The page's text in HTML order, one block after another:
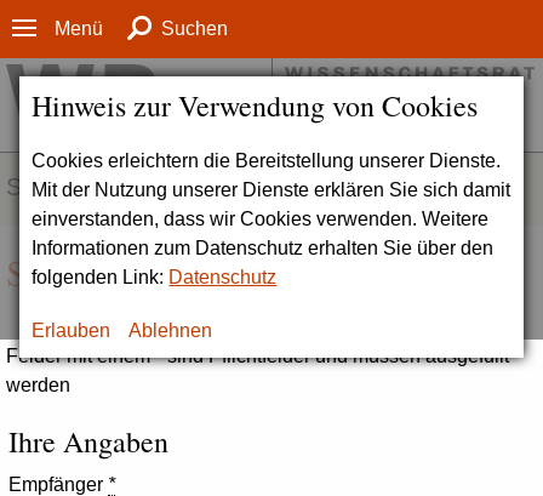
Hinweis zur Verwendung von Cookies
Cookies erleichtern die Bereitstellung unserer Dienste.
Mit der Nutzung unserer Dienste erklären Sie sich damit
einverstanden, dass wir Cookies verwenden. Weitere
Informationen zum Datenschutz erhalten Sie über den
folgenden Link: Datenschutz
Erlauben Ablehnen
Menü Suchen
SERVICE
Seite empfehlen
Felder mit einem * sind Pflichtfelder und müssen ausgefüllt
werden
Ihre Angaben
Empfänger *